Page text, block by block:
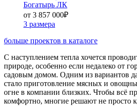
Богатырь ЛК
от 3 857 000₽
3 размера
больше проектов в каталоге
С наступлением тепла хочется
природе, особенно если недалеко от
садовым домом. Одним из вариантов
стало приготовление мясных и
огне в компании близких. Чтобы всё
комфортно, многие решают не просто